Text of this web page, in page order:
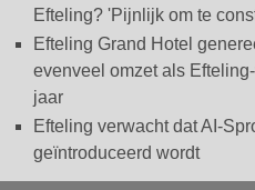
Efteling? 'Pijnlijk om te
Efteling Grand Hotel
evenveel omzet als
jaar
Efteling verwacht dat AI-
geïntroduceerd wordt